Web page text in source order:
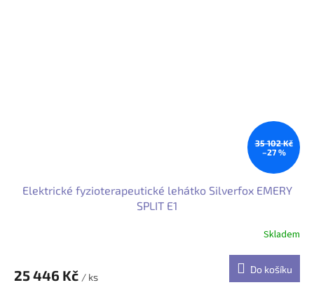
35 102 Kč
–27 %
Elektrické fyzioterapeutické lehátko Silverfox EMERY
SPLIT E1
Skladem
25 446 Kč / ks
Do košíku